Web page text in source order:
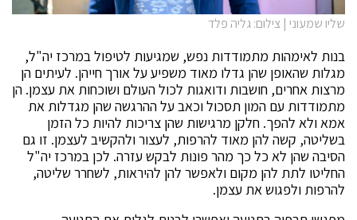
שליו שמעוני | צילום: גליה פלד
בנות לאימהות מתמודדות נפש, שמגיעות לטיפול במרכז יה"ל,
מגלות שהאופן שהן גדלו מאוד משפיע על אורך חייהן. לעיתים הן
מרצות אחרים, חושבות ודואגות לכול העולם ושוכחות את עצמן. הן
מתמודדות עם המון תסכול וכאב על ההרגשה שהן מגדלות את
אמא ולא להפך. חלקן מרגישות שהן צריכות להיות כל הזמן
בשליטה, קשה להן מאוד להרפות, לעצור ולהקשיב לעצמן. זו גם
הסיבה שהן לא כל כך מהר פונות לבקש עזרה. לכן במרכז יה"ל
החליטו לתת להן מקום ולאפשר להן להיראות, לשחרר שליטה,
להרפות ולפגוש את עצמן.